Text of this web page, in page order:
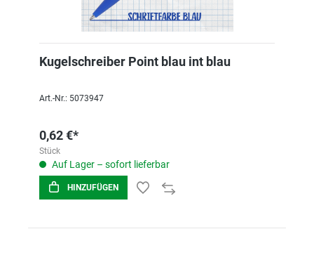
Kugelschreiber Point blau int blau
Art.-Nr.: 5073947
0,62 €*
Stück
Auf Lager – sofort lieferbar
HINZUFÜGEN